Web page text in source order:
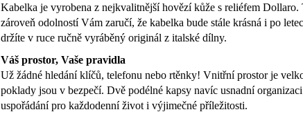
Kabelka je vyrobena z nejkvalitnější hovězí kůže s reliéfem
zároveň odolností Vám zaručí, že kabelka bude stále krásná i po
držíte v ruce ručně vyráběný originál z italské dílny.
Váš prostor, Vaše pravidla
Už žádné hledání klíčů, telefonu nebo rtěnky! Vnitřní prostor je
poklady jsou v bezpečí. Dvě podélné kapsy navíc usnadní
uspořádání pro každodenní život i výjimečné příležitosti.